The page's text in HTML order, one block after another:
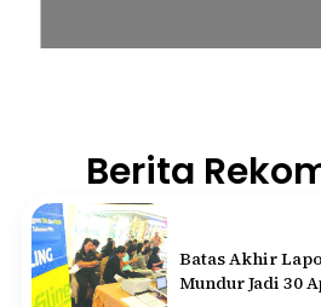
Berita
Batas Akhir
Mundur Jadi 30